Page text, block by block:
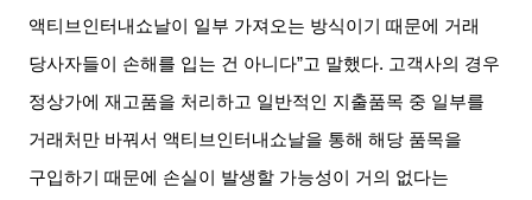
액티브인터내쇼날이 일부 가져오는 방식이기 때문에 거래
당사자들이 손해를 입는 건 아니다”고 말했다. 고객사의 경우
정상가에 재고품을 처리하고 일반적인 지출품목 중 일부를
거래처만 바꿔서 액티브인터내쇼날을 통해 해당 품목을
구입하기 때문에 손실이 발생할 가능성이 거의 없다는